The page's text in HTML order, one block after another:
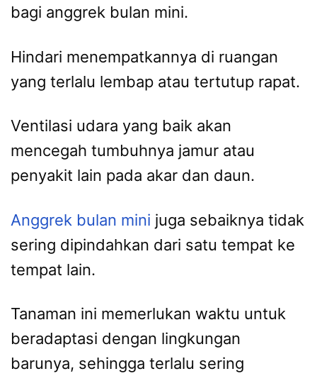
bagi anggrek bulan mini.
Hindari menempatkannya di ruangan
yang terlalu lembap atau tertutup rapat.
Ventilasi udara yang baik akan
mencegah tumbuhnya jamur atau
penyakit lain pada akar dan daun.
Anggrek bulan mini juga sebaiknya tidak
sering dipindahkan dari satu tempat ke
tempat lain.
Tanaman ini memerlukan waktu untuk
beradaptasi dengan lingkungan
barunya, sehingga terlalu sering